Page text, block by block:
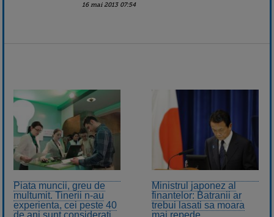
16 mai 2013 07:54
Piata muncii, greu de
multumit. Tinerii n-au
experienta, cei peste 40
de ani sunt considerati
Ministrul japonez al
finantelor: Batranii ar
trebui lasati sa moara
mai repede